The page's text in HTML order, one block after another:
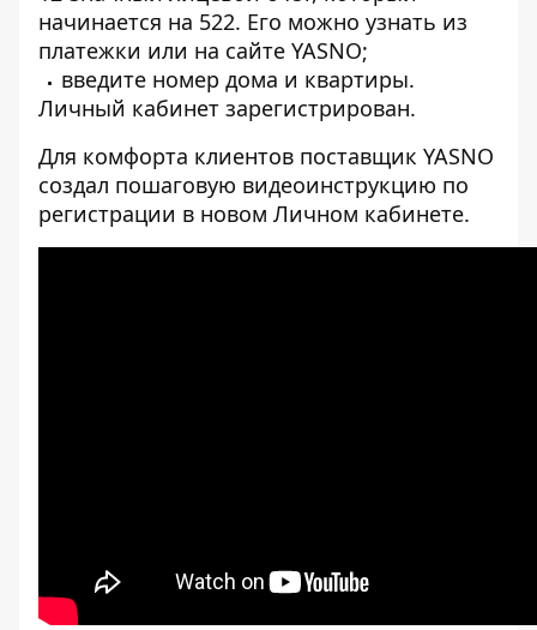
начинается на 522. Его можно узнать из
платежки или на сайте YASNO;
введите номер дома и квартиры.
Личный кабинет зарегистрирован.
Для комфорта клиентов поставщик YASNO
создал пошаговую видеоинструкцию по
регистрации в новом Личном кабинете.